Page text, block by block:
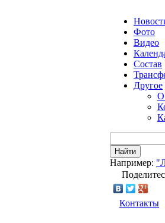
Фото
Видео
Состав
Другое
О
Найти
Например:
Контакты